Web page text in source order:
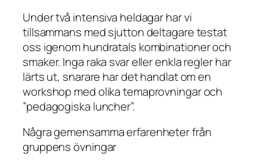
Under två intensiva heldagar har vi
tillsammans med sjutton deltagare testat
oss igenom hundratals kombinationer och
smaker. Inga raka svar eller enkla regler har
lärts ut, snarare har det handlat om en
workshop med olika temaprovningar och
”pedagogiska luncher”.
Några gemensamma erfarenheter från
gruppens övningar